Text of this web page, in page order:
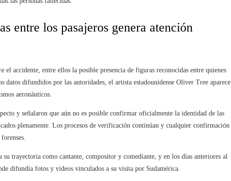
entre los pasajeros genera atención
el accidente, entre ellos la posible presencia de figuras reconocidas entre quienes
datos difundidos por las autoridades, el artista estadounidense Oliver Tree aparece
aeronáuticos.
y señalaron que aún no es posible confirmar oficialmente la identidad de las
plenamente. Los procesos de verificación continúan y cualquier confirmación
trayectoria como cantante, compositor y comediante, y en los días anteriores al
difundía fotos y videos vinculados a su visita por Sudamérica.